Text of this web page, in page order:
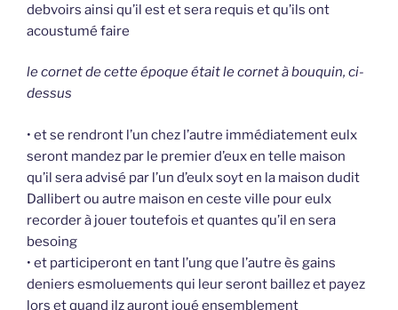
debvoirs ainsi qu’il est et sera requis et qu’ils ont
acoustumé faire
le cornet de cette époque était le cornet à bouquin, ci-
dessus
• et se rendront l’un chez l’autre immédiatement eulx
seront mandez par le premier d’eux en telle maison
qu’il sera advisé par l’un d’eulx soyt en la maison dudit
Dallibert ou autre maison en ceste ville pour eulx
recorder à jouer toutefois et quantes qu’il en sera
besoing
• et participeront en tant l’ung que l’autre ès gains
deniers esmoluements qui leur seront baillez et payez
lors et quand ilz auront joué ensemblement